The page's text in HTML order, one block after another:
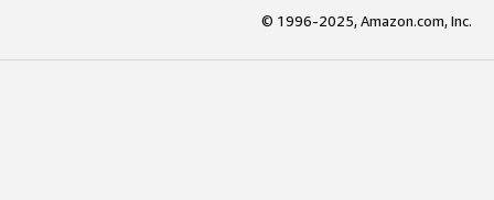
© 1996-2025, Amazon.com, Inc.